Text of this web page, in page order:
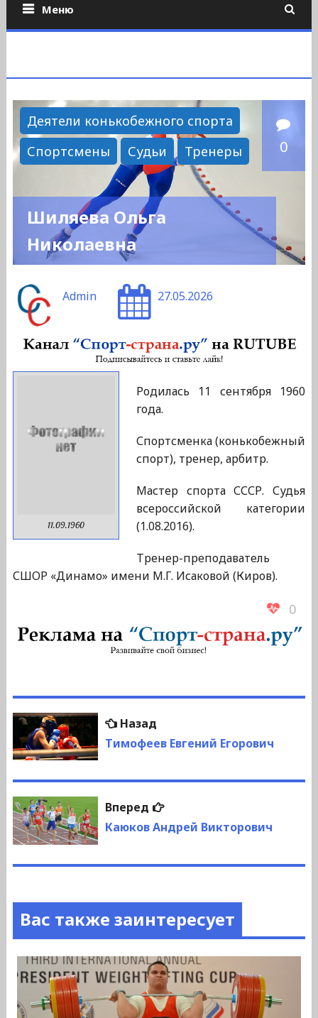
Меню
Деятели конькобежного спорта
Спортсмены
Судьи Тренеры 0
Шиляева Ольга
Николаевна
Admin 27.05.2026
11.09.1960
Родилась 11 сентября 1960
года.
Спортсменка (конькобежный
спорт), тренер, арбитр.
Мастер спорта СССР. Судья
всероссийской категории
(1.08.2016).
Тренер-преподаватель
СШОР «Динамо» имени М.Г. Исаковой (Киров).
0
Навигация
по
записям
НазадПредыдущая
запись:
Тимофеев Евгений Егорович
Вперед
Следующая
запись:
Каюков Андрей Викторович
Вас также заинтересует